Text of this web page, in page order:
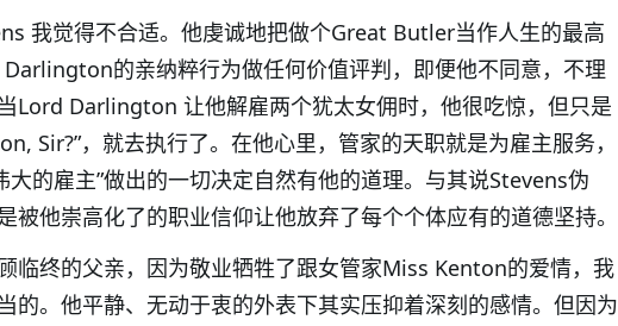
我觉得不合适。他虔诚地把做个Great Butler当作人生的最高
的亲纳粹行为做任何价值评判，即便他不同意，不理
Lord Darlington 让他解雇两个犹太女佣时，他很吃惊，但只是
Sir?”，就去执行了。在他心里，管家的天职就是为雇主服务，
的雇主”做出的一切决定自然有他的道理。与其说Stevens伪
被他崇高化了的职业信仰让他放弃了每个个体应有的道德坚持。
临终的父亲，因为敬业牺牲了跟女管家Miss Kenton的爱情，我
的。他平静、无动于衷的外表下其实压抑着深刻的感情。但因为